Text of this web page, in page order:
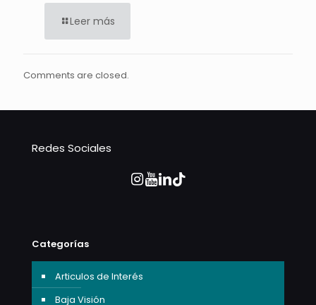
Leer más
Comments are closed.
Redes Sociales
Categorías
Articulos de Interés
Baja Visión